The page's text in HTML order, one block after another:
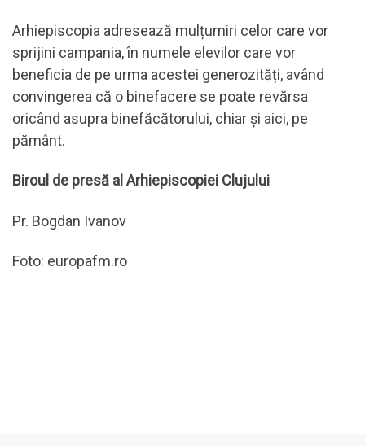
Arhiepiscopia adresează mulțumiri celor care vor
sprijini campania, în numele elevilor care vor
beneficia de pe urma acestei generozități, având
convingerea că o binefacere se poate revărsa
oricând asupra binefăcătorului, chiar şi aici, pe
pământ.
Biroul de presă al Arhiepiscopiei Clujului
Pr. Bogdan Ivanov
Foto: europafm.ro